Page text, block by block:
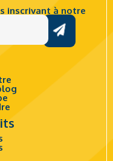
inscrivant à notre